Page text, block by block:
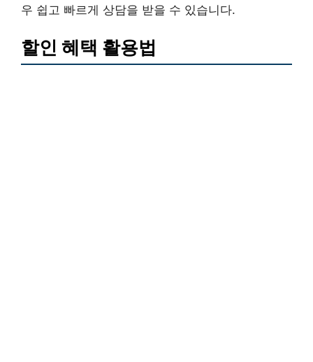
우 쉽고 빠르게 상담을 받을 수 있습니다.
할인 혜택 활용법